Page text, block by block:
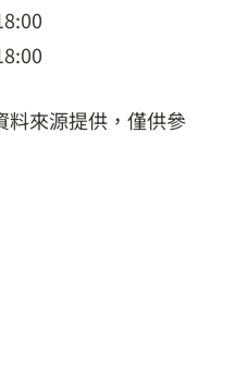
料來源提供，僅供參